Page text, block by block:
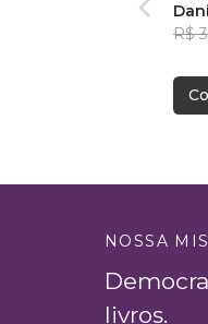
R$
NOSSA
livros.